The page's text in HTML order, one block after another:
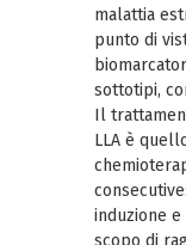
malattia
punto di
sottotipi,
Il
LLA è
induzione e
scopo di